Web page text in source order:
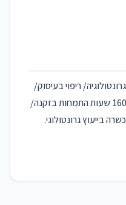
ריפוי בעיסוק/
סיעוד/ פיזיותרפיה/ תואר ראשון+160 שעות התמחות בזקנה/
בייעוץ גרונטולוגי.